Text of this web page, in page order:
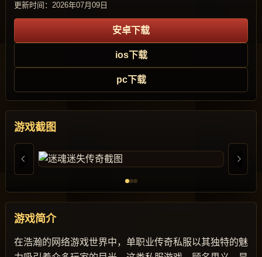
更新时间：2026年07月09日
安卓下载
ios下载
pc下载
游戏截图
游戏简介
在浩瀚的网络游戏世界中，单职业传奇私服以其独特的魅